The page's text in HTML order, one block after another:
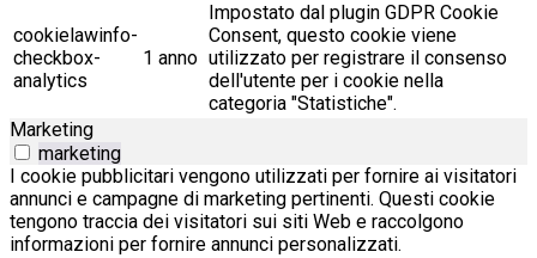
cookielawinfo-
checkbox-
analytics
1 anno
Impostato dal plugin GDPR Cookie
Consent, questo cookie viene
utilizzato per registrare il consenso
dell'utente per i cookie nella
categoria "Statistiche".
Marketing
marketing
I cookie pubblicitari vengono utilizzati per fornire ai visitatori
annunci e campagne di marketing pertinenti. Questi cookie
tengono traccia dei visitatori sui siti Web e raccolgono
informazioni per fornire annunci personalizzati.